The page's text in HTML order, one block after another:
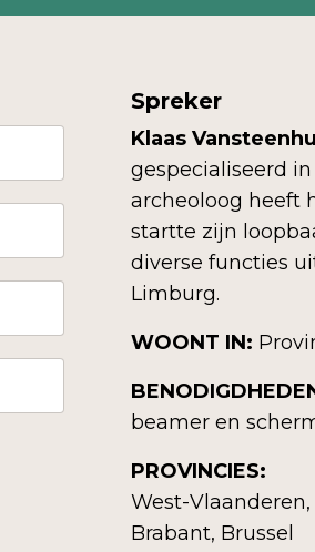
Spreker
Klaas
gespecialiseerd
archeoloog heeft
startte zijn
diverse functies
Limburg.
WOONT IN:
beamer en
PROVINCIES:
West-
Brabant, Brussel